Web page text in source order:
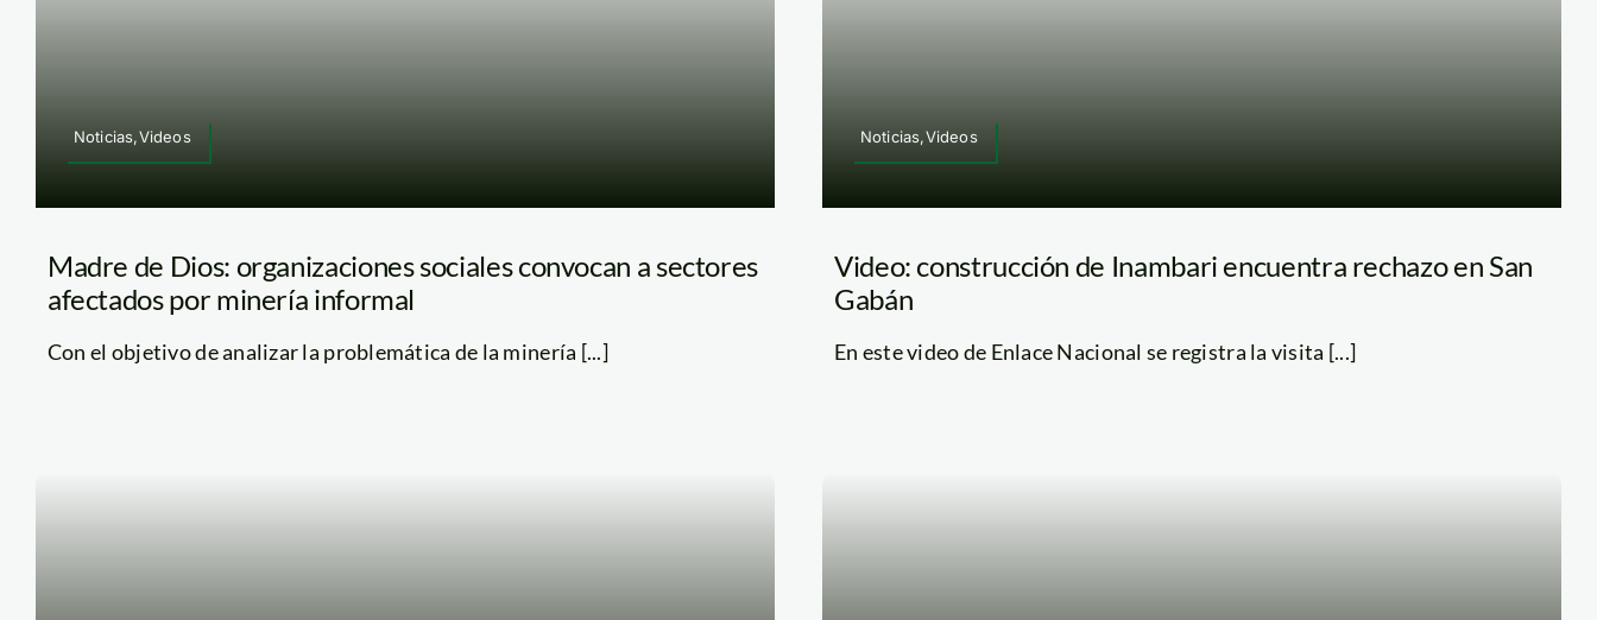
Noticias,Videos
Madre de Dios: organizaciones sociales convocan a sectores
afectados por minería informal
Con el objetivo de analizar la problemática de la minería [...]
Noticias,Videos
Video: construcción de Inambari encuentra rechazo en San
Gabán
En este video de Enlace Nacional se registra la visita [...]